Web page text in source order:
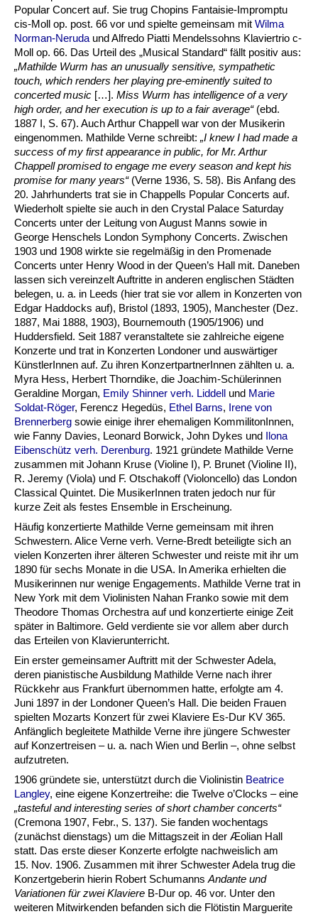
Popular Concert auf. Sie trug Chopins Fantaisie-Impromptu
cis-Moll op. post. 66 vor und spielte gemeinsam mit Wilma
Norman-Neruda und Alfredo Piatti Mendelssohns Klaviertrio c-
Moll op. 66. Das Urteil des „Musical Standard“ fällt positiv aus:
„Mathilde Wurm has an unusually sensitive, sympathetic
touch, which renders her playing pre-eminently suited to
concerted music […]. Miss Wurm has intelligence of a very
high order, and her execution is up to a fair average“(ebd.
1887 I, S. 67). Auch Arthur Chappell war von der Musikerin
eingenommen. Mathilde Verne schreibt: „I knew I had made a
success of my first appearance in public, for Mr. Arthur
Chappell promised to engage me every season and kept his
promise for many years“(Verne 1936, S. 58). Bis Anfang des
20. Jahrhunderts trat sie in Chappells Popular Concerts auf.
Wiederholt spielte sie auch in den Crystal Palace Saturday
Concerts unter der Leitung von August Manns sowie in
George Henschels London Symphony Concerts. Zwischen
1903 und 1908 wirkte sie regelmäßig in den Promenade
Concerts unter Henry Wood in der Queen’s Hall mit. Daneben
lassen sich vereinzelt Auftritte in anderen englischen Städten
belegen, u. a. in Leeds (hier trat sie vor allem in Konzerten von
Edgar Haddocks auf), Bristol (1893, 1905), Manchester (Dez.
1887, Mai 1888, 1903), Bournemouth (1905/1906) und
Huddersfield. Seit 1887 veranstaltete sie zahlreiche eigene
Konzerte und trat in Konzerten Londoner und auswärtiger
KünstlerInnen auf. Zu ihren KonzertpartnerInnen zählten u. a.
Myra Hess, Herbert Thorndike, die Joachim-Schülerinnen
Geraldine Morgan, Emily Shinner verh. Liddell und Marie
Soldat-Röger, Ferencz Hegedüs, Ethel Barns, Irene von
Brennerberg sowie einige ihrer ehemaligen KommilitonInnen,
wie Fanny Davies, Leonard Borwick, John Dykes und Ilona
Eibenschütz verh. Derenburg. 1921 gründete Mathilde Verne
zusammen mit Johann Kruse (Violine I), P. Brunet (Violine II),
R. Jeremy (Viola) und F. Otschakoff (Violoncello) das London
Classical Quintet. Die MusikerInnen traten jedoch nur für
kurze Zeit als festes Ensemble in Erscheinung.
Häufig konzertierte Mathilde Verne gemeinsam mit ihren
Schwestern. Alice Verne verh. Verne-Bredt beteiligte sich an
vielen Konzerten ihrer älteren Schwester und reiste mit ihr um
1890 für sechs Monate in die USA. In Amerika erhielten die
Musikerinnen nur wenige Engagements. Mathilde Verne trat in
New York mit dem Violinisten Nahan Franko sowie mit dem
Theodore Thomas Orchestra auf und konzertierte einige Zeit
später in Baltimore. Geld verdiente sie vor allem aber durch
das Erteilen von Klavierunterricht.
Ein erster gemeinsamer Auftritt mit der Schwester Adela,
deren pianistische Ausbildung Mathilde Verne nach ihrer
Rückkehr aus Frankfurt übernommen hatte, erfolgte am 4.
Juni 1897 in der Londoner Queen’s Hall. Die beiden Frauen
spielten Mozarts Konzert für zwei Klaviere Es-Dur KV 365.
Anfänglich begleitete Mathilde Verne ihre jüngere Schwester
auf Konzertreisen – u. a. nach Wien und Berlin –, ohne selbst
aufzutreten.
1906 gründete sie, unterstützt durch die Violinistin Beatrice
Langley, eine eigene Konzertreihe: die Twelve o’Clocks – eine
„tasteful and interesting series of short chamber concerts“
(Cremona 1907, Febr., S. 137). Sie fanden wochentags
(zunächst dienstags) um die Mittagszeit in der Æolian Hall
statt. Das erste dieser Konzerte erfolgte nachweislich am
15. Nov. 1906. Zusammen mit ihrer Schwester Adela trug die
Konzertgeberin hierin Robert Schumanns Andante und
Variationen für zwei Klaviere B-Dur op. 46 vor. Unter den
weiteren Mitwirkenden befanden sich die Flötistin Marguerite